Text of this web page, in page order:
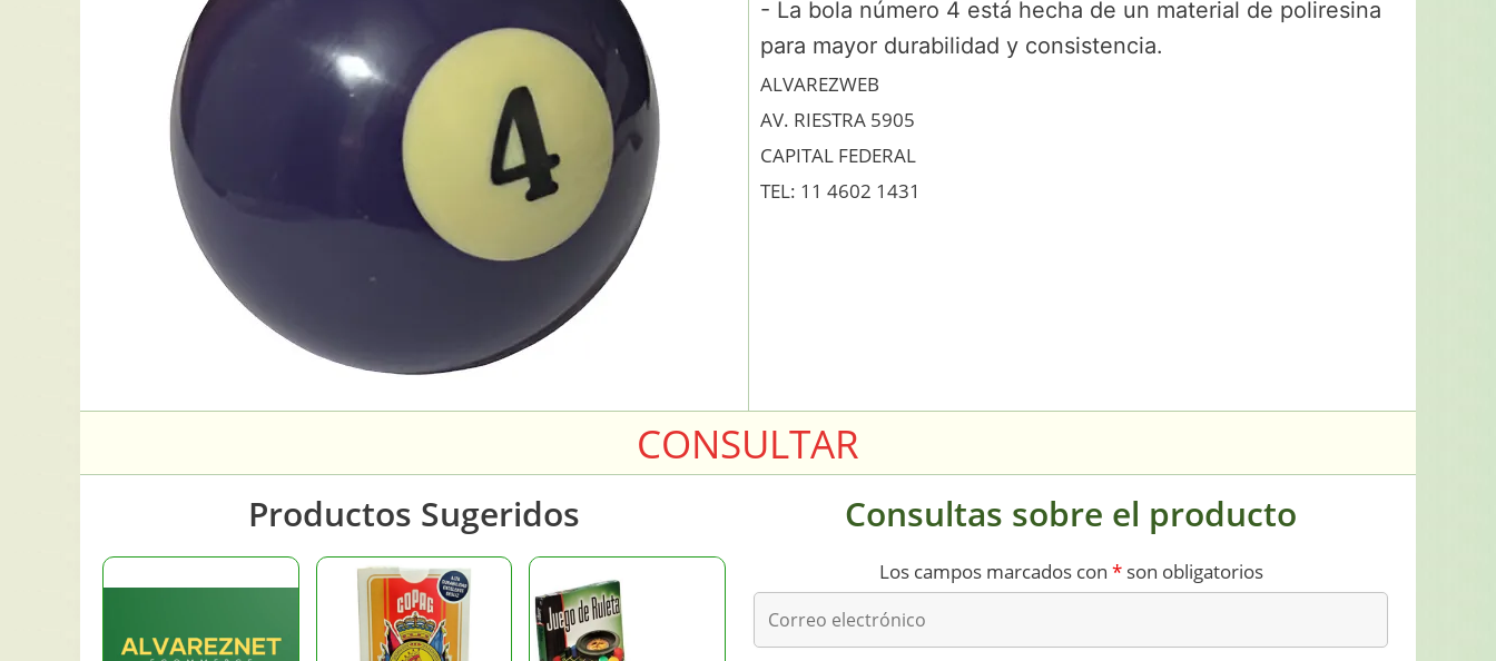
- La bola número 4 está hecha de un material de poliresina
para mayor durabilidad y consistencia.
ALVAREZWEB
AV. RIESTRA 5905
CAPITAL FEDERAL
TEL: 11 4602 1431
CONSULTAR
Productos Sugeridos Consultas sobre el producto
Los campos marcados con *son obligatorios